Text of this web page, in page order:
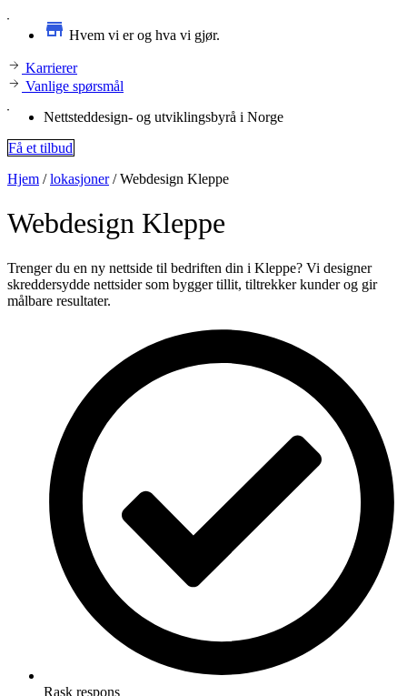
Hvem vi er og hva vi gjør.
Karrierer
Vanlige spørsmål
Nettsteddesign- og utviklingsbyrå i Norge
Få et tilbud
Hjem /lokasjoner/Webdesign Kleppe
Webdesign Kleppe
Trenger du en ny nettside til bedriften din i Kleppe? Vi designer
skreddersydde nettsider som bygger tillit, tiltrekker kunder og gir
målbare resultater.
Rask respons